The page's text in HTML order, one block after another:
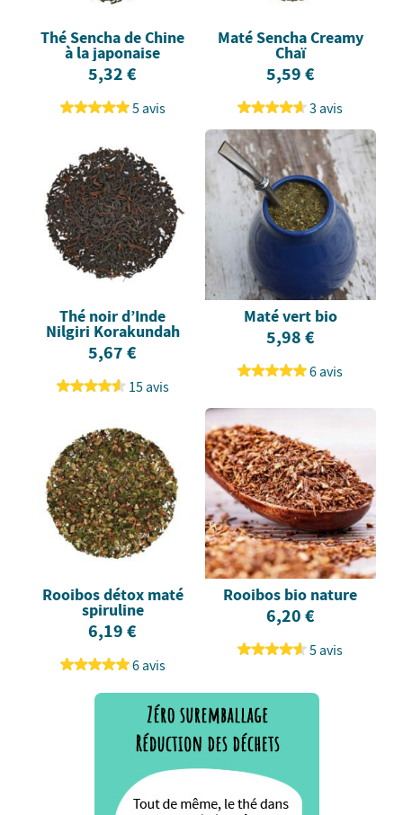
Thé Sencha de Chine
à la japonaise
5,32 €
5 avis
Maté Sencha Creamy
Chaï
5,59 €
3 avis
Thé noir d’Inde
Nilgiri Korakundah
5,67 €
15 avis
Maté vert bio
5,98 €
6 avis
Rooibos détox maté
spiruline
6,19 €
6 avis
Rooibos bio nature
6,20 €
5 avis